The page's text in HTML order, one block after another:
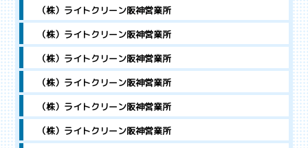
（株）ライトクリーン阪神営業所
（株）ライトクリーン阪神営業所
（株）ライトクリーン阪神営業所
（株）ライトクリーン阪神営業所
（株）ライトクリーン阪神営業所
（株）ライトクリーン阪神営業所